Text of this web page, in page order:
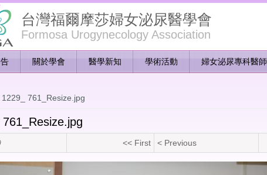
台灣福爾摩莎婦女泌尿醫學會
Formosa Urogynecology Association
關於學會 醫學新知 學術活動 婦女泌尿專科醫師
1229_ 761_Resize.jpg
761_Resize.jpg
<< First < Previous